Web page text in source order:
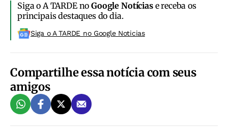
Siga o A TARDE noGoogle Notíciase receba os
principais destaques do dia.
Siga o A TARDE no Google Noticias
Compartilhe essa notícia com seus
amigos